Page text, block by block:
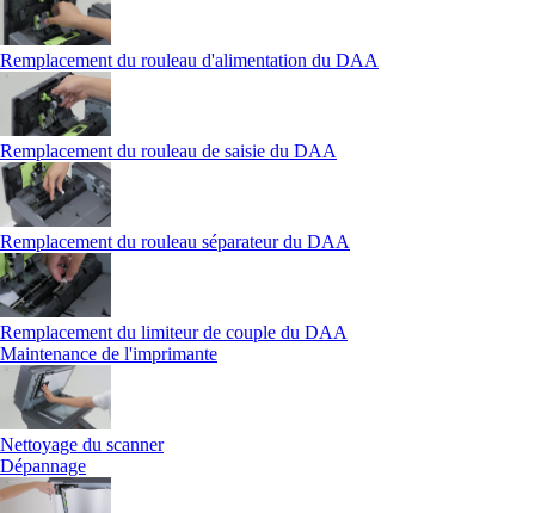
Remplacement du rouleau d'alimentation du DAA
Remplacement du rouleau de saisie du DAA
Remplacement du rouleau séparateur du DAA
Remplacement du limiteur de couple du DAA
Maintenance de l'imprimante
Nettoyage du scanner
Dépannage